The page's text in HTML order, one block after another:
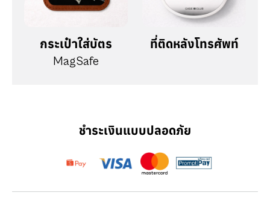
กระเป๋าใส่บัตร
MagSafe
ที่ติดหลังโทรศัพท์
ชำระเงินแบบปลอดภัย